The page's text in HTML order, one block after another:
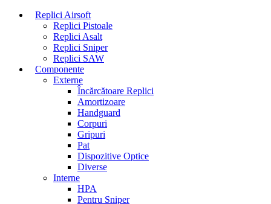
Replici Airsoft
Replici Pistoale
Replici Asalt
Replici Sniper
Replici SAW
Componente
Externe
Încărcătoare Replici
Amortizoare
Handguard
Corpuri
Gripuri
Pat
Dispozitive Optice
Diverse
Interne
HPA
Pentru Sniper